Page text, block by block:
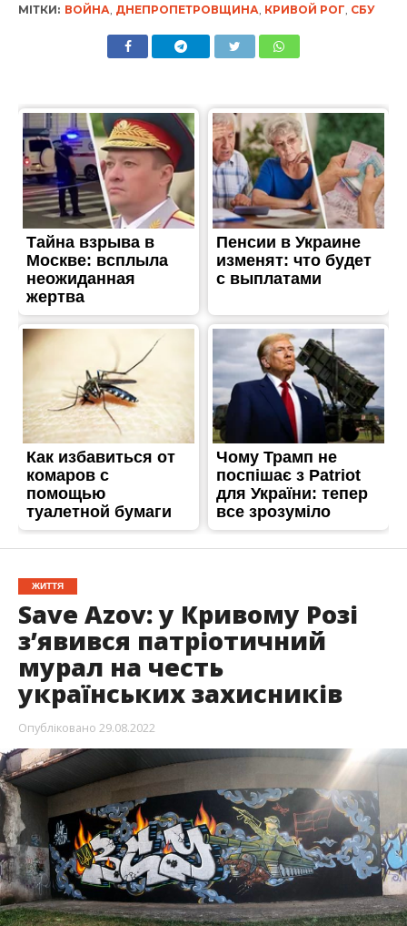
МІТКИ: ВОЙНА, ДНЕПРОПЕТРОВЩИНА, КРИВОЙ РОГ, СБУ
ЖИТТЯ
Save Azov: у Кривому Розі
з’явився патріотичний
мурал на честь
українських захисників
Опубліковано 29.08.2022